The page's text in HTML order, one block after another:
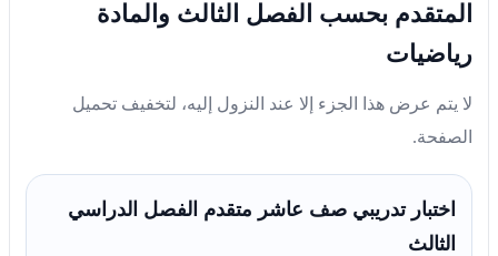
المتقدم بحسب الفصل الثالث والمادة
رياضيات
لا يتم عرض هذا الجزء إلا عند النزول إليه، لتخفيف تحميل
الصفحة.
اختبار تدريبي صف عاشر متقدم الفصل الدراسي
الثالث